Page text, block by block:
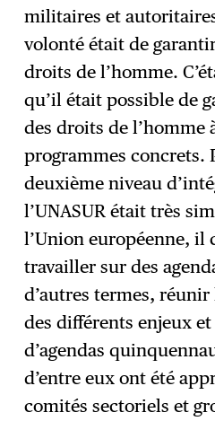
militaires et
volonté était de
droits de l’homme.
qu’il était possible de
des droits de l’homme
programmes concrets.
deuxième niveau
l’UNASUR était très
l’Union européenne, il
travailler sur des
d’autres termes, réunir
des différents enjeux
d’agendas
d’entre eux ont été
comités sectoriels et